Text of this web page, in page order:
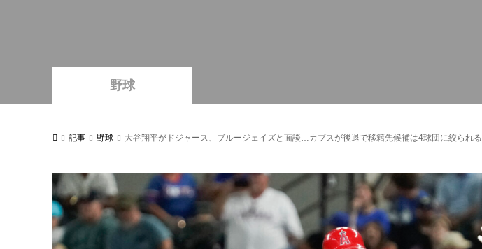
野球
記事 野球 大谷翔平がドジャース、ブルージェイズと面談…カブスが後退で移籍先候補は4球団に絞られる